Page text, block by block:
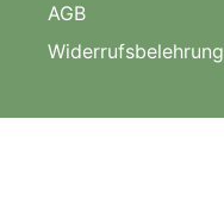
AGB
Widerrufsbelehrung